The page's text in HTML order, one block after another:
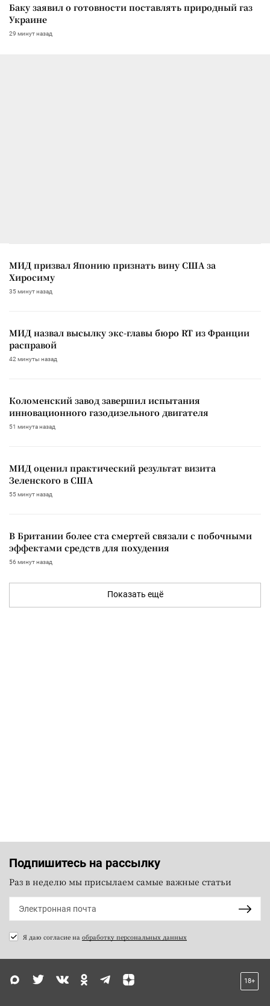
Баку заявил о готовности поставлять природный газ
Украине
29 минут назад
МИД призвал Японию признать вину США за
Хиросиму
35 минут назад
МИД назвал высылку экс-главы бюро RT из Франции
расправой
42 минуты назад
Коломенский завод завершил испытания
инновационного газодизельного двигателя
51 минута назад
МИД оценил практический результат визита
Зеленского в США
55 минут назад
В Британии более ста смертей связали с побочными
эффектами средств для похудения
56 минут назад
Показать ещё
Подпишитесь на рассылку
Раз в неделю мы присылаем самые важные статьи
Я даю согласие на обработку персональных данных
18+